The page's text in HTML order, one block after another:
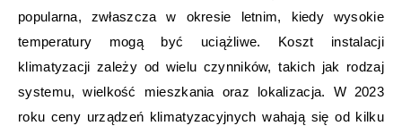
popularna, zwłaszcza w okresie letnim, kiedy wysokie
temperatury mogą być uciążliwe. Koszt instalacji
klimatyzacji zależy od wielu czynników, takich jak rodzaj
systemu, wielkość mieszkania oraz lokalizacja. W 2023
roku ceny urządzeń klimatyzacyjnych wahają się od kilku